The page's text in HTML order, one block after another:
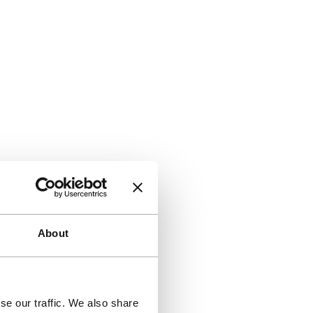
About
our traffic. We also share